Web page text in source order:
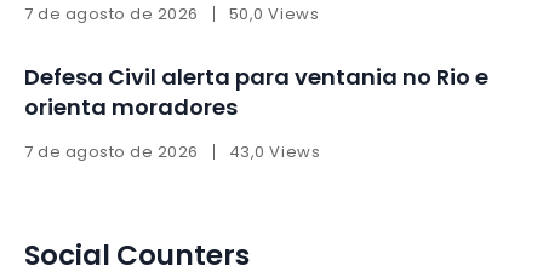
7 de agosto de 2026 50,0 Views
Defesa Civil alerta para ventania no Rio e
orienta moradores
7 de agosto de 2026 43,0 Views
Social Counters